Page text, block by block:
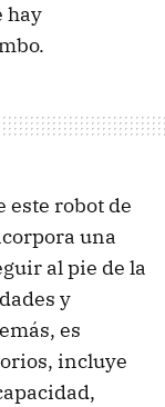
hay
este robot de
una
al pie de la
y
es
incluye